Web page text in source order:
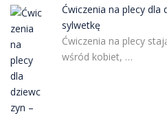
Ćwiczenia na plecy dla
sylwetkę
Ćwiczenia na plecy
wśród kobiet, …